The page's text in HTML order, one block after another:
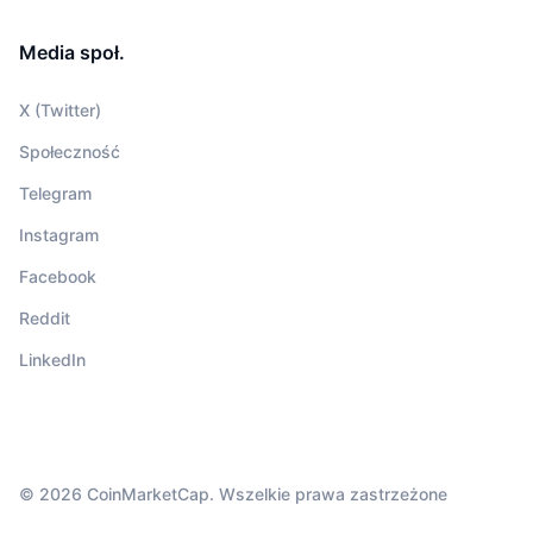
Media społ.
X (Twitter)
Społeczność
Telegram
Instagram
Facebook
Reddit
LinkedIn
© 2026 CoinMarketCap. Wszelkie prawa zastrzeżone